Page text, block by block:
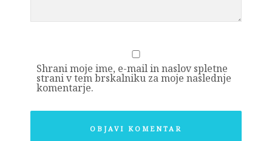
Shrani moje ime, e-mail in naslov spletne
strani v tem brskalniku za moje naslednje
komentarje.